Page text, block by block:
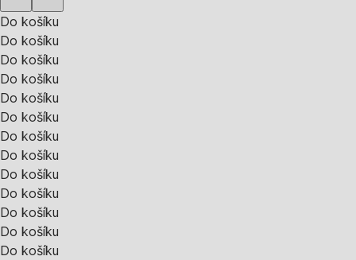
Do košíku
Do košíku
Do košíku
Do košíku
Do košíku
Do košíku
Do košíku
Do košíku
Do košíku
Do košíku
Do košíku
Do košíku
Do košíku